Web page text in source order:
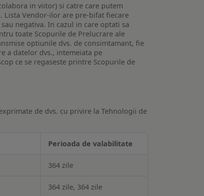
in viitor) si catre care putem
Vendor-ilor are pre-bifat fiecare
negativa. In cazul in care optati sa
toate Scopurile de Prelucrare ale
optiunile dvs. de consimtamant, fie
a datelor dvs., intemeiata pe
ce se regaseste printre Scopurile de
de dvs. cu privire la Tehnologii de
Perioada de valabilitate
364 zile
364 zile, 364 zile